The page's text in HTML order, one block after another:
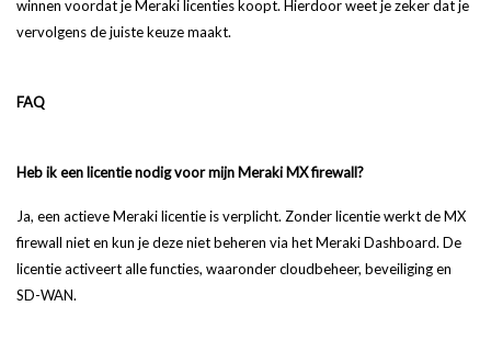
winnen voordat je Meraki licenties koopt. Hierdoor weet je zeker dat je
vervolgens de juiste keuze maakt.
FAQ
Heb ik een licentie nodig voor mijn Meraki MX firewall?
Ja, een actieve Meraki licentie is verplicht. Zonder licentie werkt de MX
firewall niet en kun je deze niet beheren via het Meraki Dashboard. De
licentie activeert alle functies, waaronder cloudbeheer, beveiliging en
SD-WAN.